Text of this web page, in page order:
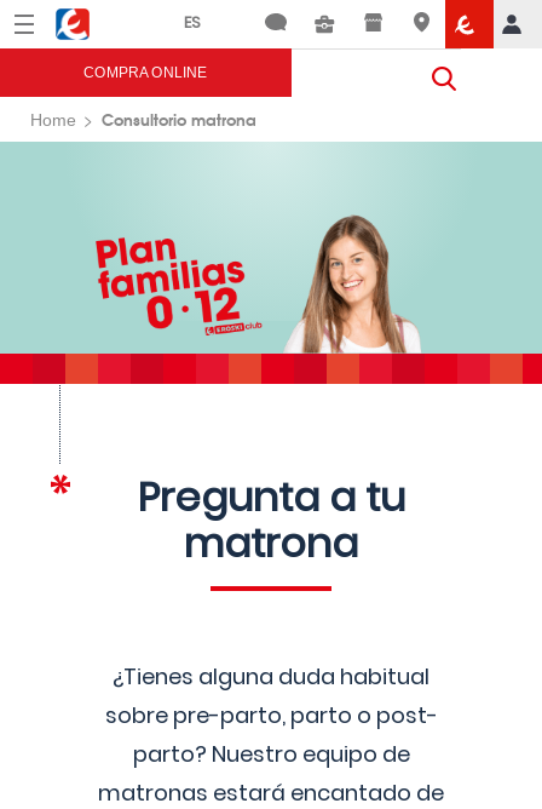
Menú Eroski
COMPRA ONLINE
Home Consultorio matrona
Pregunta a tu
matrona
¿Tienes alguna duda habitual
sobre pre-parto, parto o post-
parto? Nuestro equipo de
matronas estará encantado de